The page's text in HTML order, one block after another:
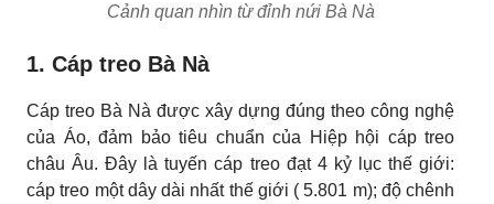
Cảnh quan nhìn từ đỉnh nứi Bà Nà
1. Cáp treo Bà Nà
Cáp treo Bà Nà được xây dựng đúng theo công nghệ
của Áo, đảm bảo tiêu chuẩn của Hiệp hội cáp treo
châu Âu. Đây là tuyến cáp treo đạt 4 kỷ lục thế giới:
cáp treo một dây dài nhất thế giới ( 5.801 m); độ chênh